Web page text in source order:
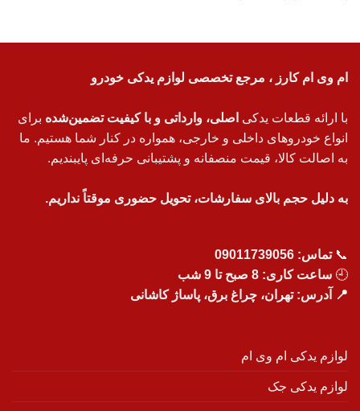
ام وی ام کارز ، مرجع تخصصی لوازم یدکی خودرو
با ارائه قطعات یدکی اصلی، وارداتی و با کیفیت تضمین‌شده برای
انواع خودروهای داخلی و خارجی، همواره در کنار شما هستیم. ما
به اصالت کالا، قیمت منصفانه و پشتیبانی حرفه‌ای پایبندیم.
به دلیل حجم بالای سفارشات، تحویل حضوری موقتاً نداریم.
📞تماس: 09011739056
🕘 ساعت کاری: 8 صبح تا 9 شب
📍 آدرس: تهران، چراغ برق، پاساژ کاشانی
لوازم یدکی ام وی ام
لوازم یدکی جک